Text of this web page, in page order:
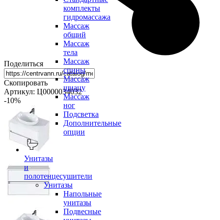
комплекты
гидромассажа
Массаж
общий
Массаж
тела
Массаж
спины
Массаж
шиацу
Массаж
ног
Подсветка
Дополнительные
опции
Унитазы
и
полотенцесушители
Унитазы
Напольные
унитазы
Подвесные
Поделиться
Скопировать
Артикул: Ц0000034032
-10%